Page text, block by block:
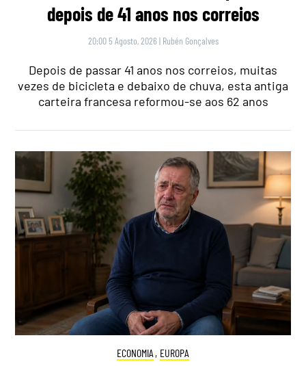
depois de 41 anos nos correios
20:00 5 Agosto, 2026 | Rubén Gonçalves
Depois de passar 41 anos nos correios, muitas
vezes de bicicleta e debaixo de chuva, esta antiga
carteira francesa reformou-se aos 62 anos
ECONOMIA , EUROPA